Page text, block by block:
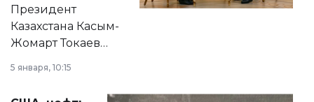
Президент
Казахстана Касым-
Жомарт Токаев
сразу несколько
актуальных тем —
5 января, 10:15